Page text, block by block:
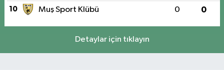
10 Muş Sport Klübü 0 0
Detaylar için tıklayın